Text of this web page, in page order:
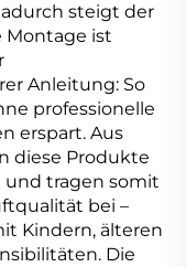
steigt der
Montage ist
Anleitung: So
professionelle
erspart. Aus
diese Produkte
und tragen somit
bei –
Kindern, älteren
Die